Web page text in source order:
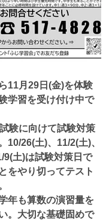
11月29日(金)を体験
学習を受け付け中で
験に向けて試験対策
10/26(土)、11/2(土)、
9(土)は試験対策日で
をやり切ってテスト
年も算数の演習量を
。大切な基礎固めで